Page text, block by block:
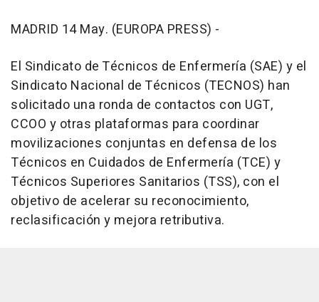
MADRID 14 May. (EUROPA PRESS) -
El Sindicato de Técnicos de Enfermería (SAE) y el
Sindicato Nacional de Técnicos (TECNOS) han
solicitado una ronda de contactos con UGT,
CCOO y otras plataformas para coordinar
movilizaciones conjuntas en defensa de los
Técnicos en Cuidados de Enfermería (TCE) y
Técnicos Superiores Sanitarios (TSS), con el
objetivo de acelerar su reconocimiento,
reclasificación y mejora retributiva.